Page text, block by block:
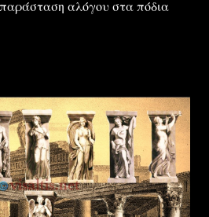
αλόγου στα πόδια